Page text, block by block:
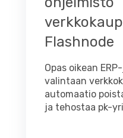
Flashnode
Opas oikean
valintaan
automaatio
ja tehostaa pk-